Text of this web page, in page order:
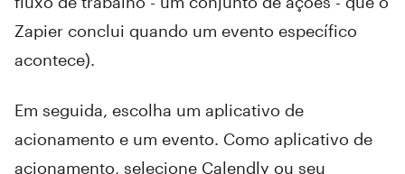
Zapier conclui quando um evento específico
acontece).
Em seguida, escolha um aplicativo de
acionamento e um evento. Como aplicativo de
acionamento, selecione Calendly ou seu